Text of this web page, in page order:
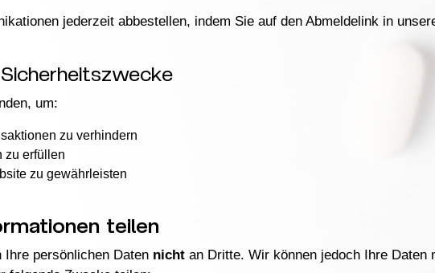
jederzeit abbestellen, indem Sie auf den Abmeldelink in
um:
zu verhindern
zu erfüllen
zu gewährleisten
teilen
persönlichen Daten nicht an Dritte. Wir können jedoch Ihre Daten